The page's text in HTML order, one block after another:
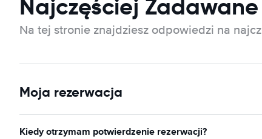
Najczęściej
Na tej stronie znajdziesz odpowiedzi na
Moja rezerwacja
Kiedy otrzymam potwierdzenie rezerwacji?